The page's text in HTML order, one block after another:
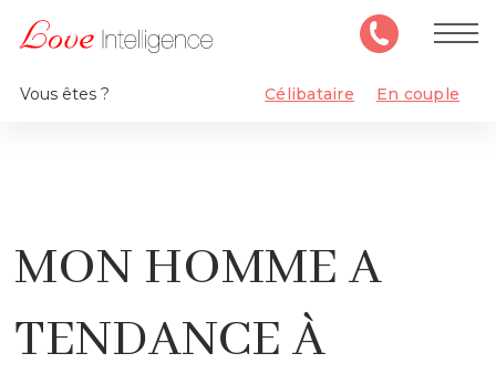
Vous êtes ? Célibataire En couple
MON HOMME A
TENDANCE À